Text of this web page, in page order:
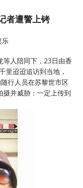
者遭警上铐
乐
等人陪同下，23日由香
里迢迢追访到当地，
随行人员在苏黎世市区
摄并威胁：一定上传到